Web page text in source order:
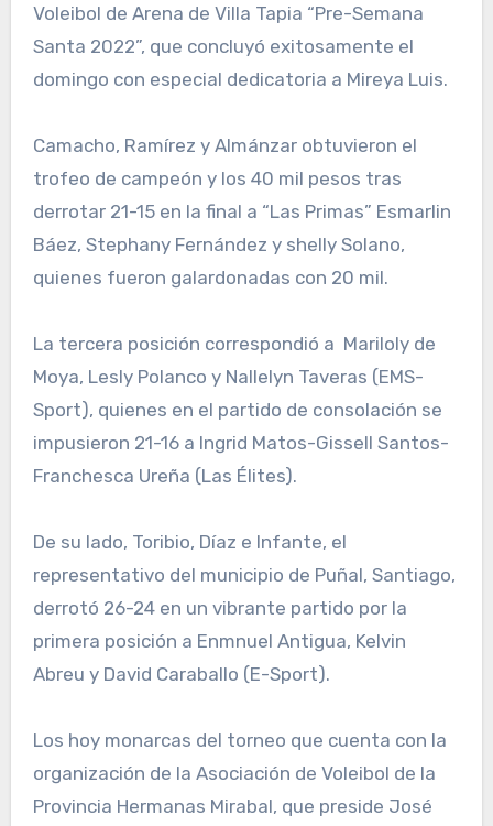
Voleibol de Arena de Villa Tapia “Pre-Semana
Santa 2022”, que concluyó exitosamente el
domingo con especial dedicatoria a Mireya Luis.
Camacho, Ramírez y Almánzar obtuvieron el
trofeo de campeón y los 40 mil pesos tras
derrotar 21-15 en la final a “Las Primas” Esmarlin
Báez, Stephany Fernández y shelly Solano,
quienes fueron galardonadas con 20 mil.
La tercera posición correspondió a Mariloly de
Moya, Lesly Polanco y Nallelyn Taveras (EMS-
Sport), quienes en el partido de consolación se
impusieron 21-16 a Ingrid Matos-Gissell Santos-
Franchesca Ureña (Las Élites).
De su lado, Toribio, Díaz e Infante, el
representativo del municipio de Puñal, Santiago,
derrotó 26-24 en un vibrante partido por la
primera posición a Enmnuel Antigua, Kelvin
Abreu y David Caraballo (E-Sport).
Los hoy monarcas del torneo que cuenta con la
organización de la Asociación de Voleibol de la
Provincia Hermanas Mirabal, que preside José